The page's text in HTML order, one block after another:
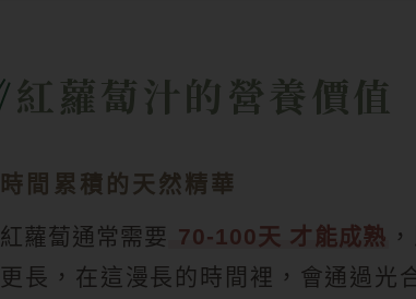
紅蘿蔔汁的營養價值
時間累積的天然精華
紅蘿蔔通常需要 70-100天 才能成熟
更長，在這漫長的時間裡，會通過光